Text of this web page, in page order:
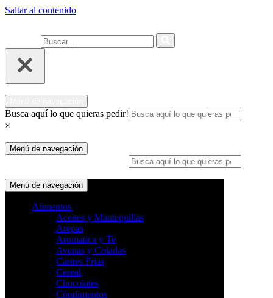
Saltar al contenido
Busca aquí lo que quieras pedir!
×
Menú de navegación
Menú de navegación
Alimentos
Aceites y Mantequillas
Arepas
Aromatica y Te
Avenas y Coladas
Carnes Frias
Cereal
Chocolates
Condimentos
Ahora compra fácil y rápido por